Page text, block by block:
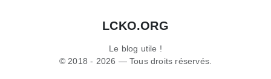
LCKO.ORG
Le blog utile !
© 2018 - 2026 — Tous droits réservés.